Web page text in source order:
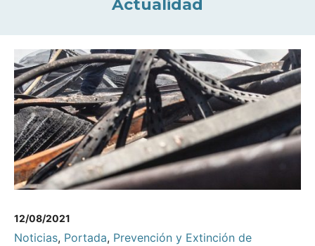
Actualidad
12/08/2021
Noticias, Portada, Prevención y Extinción de